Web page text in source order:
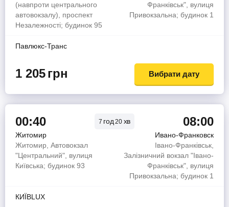
(навпроти центрального
автовокзалу), проспект
Незалежності; будинок 95
Франківськ", вулиця
Привокзальна; будинок 1
Павлюкс-Транс
1 205грн Вибрати дату
00:40 7 год20 хв 08:00
Житомир
Ивано-Франковск
Житомир, Автовокзал
"Центральний", вулиця
Київська; будинок 93
Івано-Франківськ,
Залізничний вокзал "Івано-
Франківськ", вулиця
Привокзальна; будинок 1
КИЇВLUX